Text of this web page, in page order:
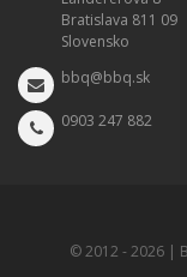
Bratislava 811 09
Slovensko
bbq@bbq.sk
0903 247 882
© 2012 -2026 |